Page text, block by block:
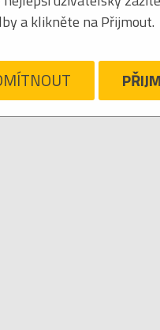
KARLOFF
Je nám líto, ale pro daný žánr/kategorii
a klikněte na Přijmout.